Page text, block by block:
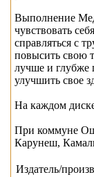
Выполнение
чувствовать
справляться с
повысить свою
лучше и глубже
улучшить свое
На каждом
При коммуне
Карунеш,
Издатель/